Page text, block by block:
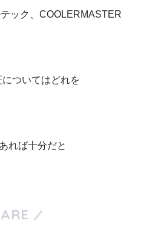
ック、COOLERMASTER
ついてはどれを
れば十分だと